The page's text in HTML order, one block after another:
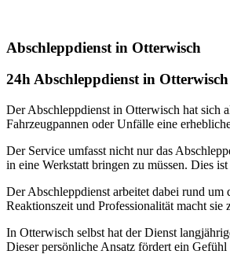
Abschleppdienst in Otterwisch
24h Abschleppdienst in
Der Abschleppdienst in Otterwisch hat sich
Fahrzeugpannen oder Unfälle eine
Der Service umfasst nicht nur das
in eine Werkstatt bringen zu müssen. Dies
Der Abschleppdienst arbeitet dabei rund
Reaktionszeit und Professionalität macht
In Otterwisch selbst hat der Dienst
Dieser persönliche Ansatz fördert ein